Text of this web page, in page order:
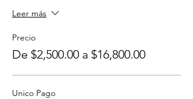
Leer más
Precio
De $2,500.00 a $16,800.00
Unico Pago